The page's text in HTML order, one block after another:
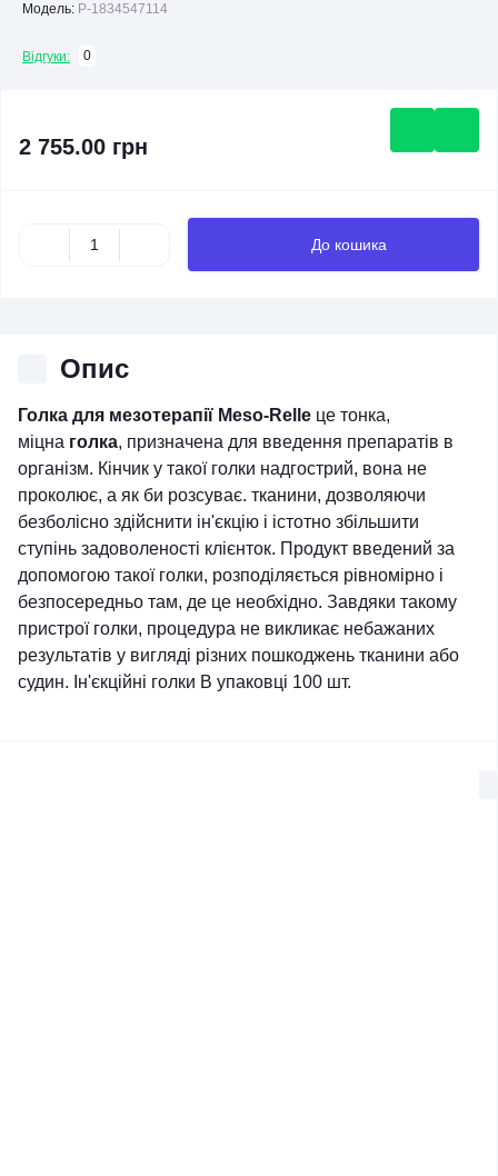
Модель: P-1834547114
Відгуки: 0
2 755.00 грн
До кошика
Опис
Голка для мезотерапії Meso-Relle це тонка,
міцна голка, призначена для введення препаратів в
організм. Кінчик у такої голки надгострий, вона не
проколює, а як би розсуває. тканини, дозволяючи
безболісно здійснити ін'єкцію і істотно збільшити
ступінь задоволеності клієнток. Продукт введений за
допомогою такої голки, розподіляється рівномірно і
безпосередньо там, де це необхідно. Завдяки такому
пристрої голки, процедура не викликає небажаних
результатів у вигляді різних пошкоджень тканини або
судин. Ін'єкційні голки В упаковці 100 шт.